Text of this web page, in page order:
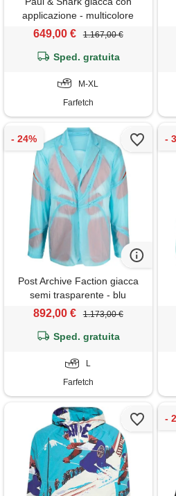
applicazione - multicolore
649,00 € 1.167,00 €
Sped. gratuita
M-XL
Farfetch
Post Archive Faction giacca
semi trasparente - blu
892,00 € 1.173,00 €
Sped. gratuita
L
Farfetch